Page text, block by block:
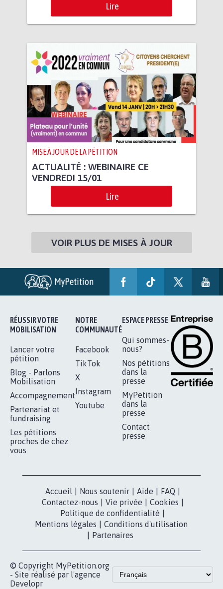
Lire
MISE À JOUR DE LA PÉTITION
ACTUALITÉ : WEBINAIRE CE
VENDREDI 15/01
Lire
VOIR PLUS DE MISES À JOUR
RÉUSSIR VOTRE
MOBILISATION
Lancer votre
pétition
Blog - Parlons
Mobilisation
Accompagnement
Partenariat et
fundraising
Les pétitions
proches de chez
vous
NOTRE
COMMUNAUTÉ
Facebook
TikTok
X
Instagram
Youtube
ESPACE PRESSE
Qui sommes-
nous?
Nos pétitions
dans la
presse
MyPetition
dans la
presse
Contact
presse
Accueil Nous soutenir Aide FAQ
Contactez-nous
Vie privée Cookies
Politique de confidentialité
Mentions légales
Conditions d'utilisation
Partenaires
© Copyright MyPetition.org
- Site réalisé par l'agence
Developr